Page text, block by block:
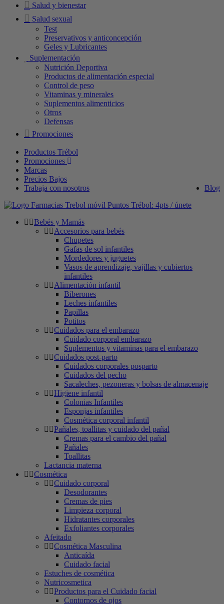
Salud y bienestar
Salud sexual
Test
Preservativos y anticoncepción
Geles y Lubricantes
Suplementación
Nutrición Deportiva
Productos de alimentación especial
Control de peso
Vitaminas y minerales
Suplementos alimenticios
Otros
Defensas
Promociones
Productos Trébol
Promociones
Marcas
Precios Bajos
Blog
Trabaja con nosotros
Puntos Trébol: 4pts / únete
Bebés y Mamás
Accesorios para bebés
Chupetes
Gafas de sol infantiles
Mordedores y juguetes
Vasos de aprendizaje, vajillas y cubiertos
infantiles
Alimentación infantil
Biberones
Leches infantiles
Papillas
Potitos
Cuidados para el embarazo
Cuidado corporal embarazo
Suplementos y vitaminas para el embarazo
Cuidados post-parto
Cuidados corporales posparto
Cuidados del pecho
Sacaleches, pezoneras y bolsas de almacenaje
Higiene infantil
Colonias Infantiles
Esponjas infantiles
Cosmética corporal infantil
Pañales, toallitas y cuidado del pañal
Cremas para el cambio del pañal
Pañales
Toallitas
Lactancia materna
Cosmética
Cuidado corporal
Desodorantes
Cremas de pies
Limpieza corporal
Hidratantes corporales
Exfoliantes corporales
Afeitado
Cosmética Masculina
Anticaída
Cuidado facial
Estuches de cosmética
Nutricosmetica
Productos para el Cuidado facial
Contornos de ojos